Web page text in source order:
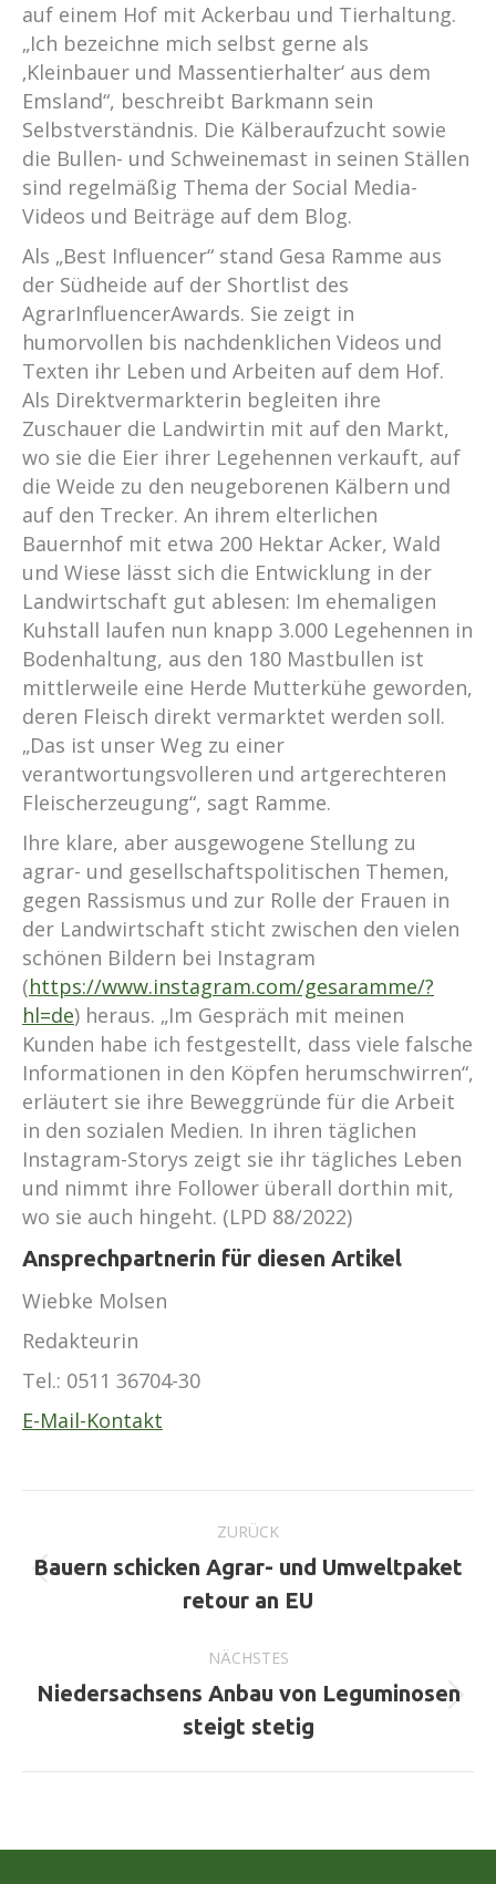
auf einem Hof mit Ackerbau und Tierhaltung.
„Ich bezeichne mich selbst gerne als
‚Kleinbauer und Massentierhalter‘ aus dem
Emsland“, beschreibt Barkmann sein
Selbstverständnis. Die Kälberaufzucht sowie
die Bullen- und Schweinemast in seinen Ställen
sind regelmäßig Thema der Social Media-
Videos und Beiträge auf dem Blog.
Als „Best Influencer“ stand Gesa Ramme aus
der Südheide auf der Shortlist des
AgrarInfluencerAwards. Sie zeigt in
humorvollen bis nachdenklichen Videos und
Texten ihr Leben und Arbeiten auf dem Hof.
Als Direktvermarkterin begleiten ihre
Zuschauer die Landwirtin mit auf den Markt,
wo sie die Eier ihrer Legehennen verkauft, auf
die Weide zu den neugeborenen Kälbern und
auf den Trecker. An ihrem elterlichen
Bauernhof mit etwa 200 Hektar Acker, Wald
und Wiese lässt sich die Entwicklung in der
Landwirtschaft gut ablesen: Im ehemaligen
Kuhstall laufen nun knapp 3.000 Legehennen in
Bodenhaltung, aus den 180 Mastbullen ist
mittlerweile eine Herde Mutterkühe geworden,
deren Fleisch direkt vermarktet werden soll.
„Das ist unser Weg zu einer
verantwortungsvolleren und artgerechteren
Fleischerzeugung“, sagt Ramme.
Ihre klare, aber ausgewogene Stellung zu
agrar- und gesellschaftspolitischen Themen,
gegen Rassismus und zur Rolle der Frauen in
der Landwirtschaft sticht zwischen den vielen
schönen Bildern bei Instagram
(https://www.instagram.com/gesaramme/?
hl=de) heraus. „Im Gespräch mit meinen
Kunden habe ich festgestellt, dass viele falsche
Informationen in den Köpfen herumschwirren“,
erläutert sie ihre Beweggründe für die Arbeit
in den sozialen Medien. In ihren täglichen
Instagram-Storys zeigt sie ihr tägliches Leben
und nimmt ihre Follower überall dorthin mit,
wo sie auch hingeht. (LPD 88/2022)
Ansprechpartnerin für diesen Artikel
Wiebke Molsen
Redakteurin
Tel.: 0511 36704-30
E-Mail-Kontakt
ZURÜCK
Vorheriger
Beitrag:
Bauern schicken Agrar- und Umweltpaket
retour an EU
NÄCHSTES
Nächster
Beitrag:
Niedersachsens Anbau von Leguminosen
steigt stetig